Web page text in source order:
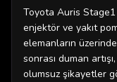
Toyota Auris Stage1
enjektör ve yakıt
elemanların
sonrası duman
olumsuz şikayetler